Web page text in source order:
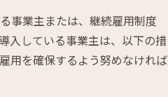
事業主または、継続雇用制度
入している事業主は、以下の措
用を確保するよう努めなければ